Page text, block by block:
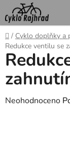
Přejít
na
obsah
Domů
/ Cyklo doplňky a
Redukce ventilu se
Průměrné
Neohodnoceno